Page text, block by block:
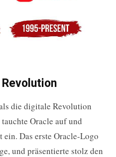
die digitale Revolution
Oracle auf und
Das erste Oracle-Logo
und präsentierte stolz den